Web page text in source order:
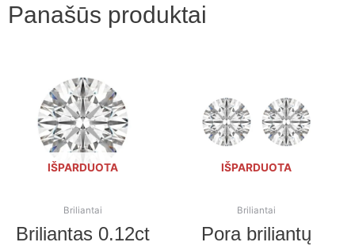
Panašūs produktai
IŠPARDUOTA
Briliantai
Briliantas 0.12ct
IŠPARDUOTA
Briliantai
Pora briliantų